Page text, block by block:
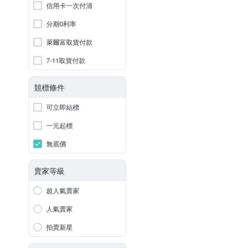
信用卡一次付清
分期0利率
萊爾富取貨付款
7-11取貨付款
競標條件
可立即結標
一元起標
無底價
賣家等級
超人氣賣家
人氣賣家
拍賣新星